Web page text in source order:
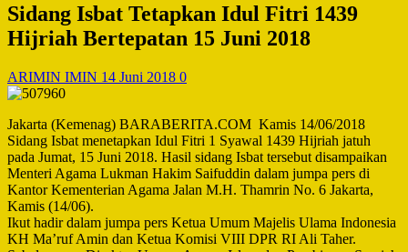
Sidang Isbat Tetapkan Idul Fitri 1439
Hijriah Bertepatan 15 Juni 2018
ARIMIN IMIN 14 Juni 2018 0
Jakarta (Kemenag) BARABERITA.COM Kamis 14/06/2018
Sidang Isbat menetapkan Idul Fitri 1 Syawal 1439 Hijriah jatuh
pada Jumat, 15 Juni 2018. Hasil sidang Isbat tersebut disampaikan
Menteri Agama Lukman Hakim Saifuddin dalam jumpa pers di
Kantor Kementerian Agama Jalan M.H. Thamrin No. 6 Jakarta,
Kamis (14/06).
Ikut hadir dalam jumpa pers Ketua Umum Majelis Ulama Indonesia
KH Ma’ruf Amin dan Ketua Komisi VIII DPR RI Ali Taher.